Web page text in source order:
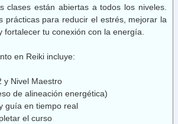
clases están abiertas a todos los niveles.
prácticas para reducir el estrés, mejorar la
fortalecer tu conexión con la energía.
en Reiki incluye:
y Nivel Maestro
de alineación energética)
guía en tiempo real
el curso